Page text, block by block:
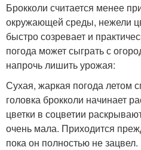
Брокколи считается менее
окружающей среды, нежели
быстро созревает и
погода может сыграть с
напрочь лишить урожая:
Сухая, жаркая погода летом
головка брокколи начинает
цветки в соцветии
очень мала. Приходится
пока он полностью не зацвел.